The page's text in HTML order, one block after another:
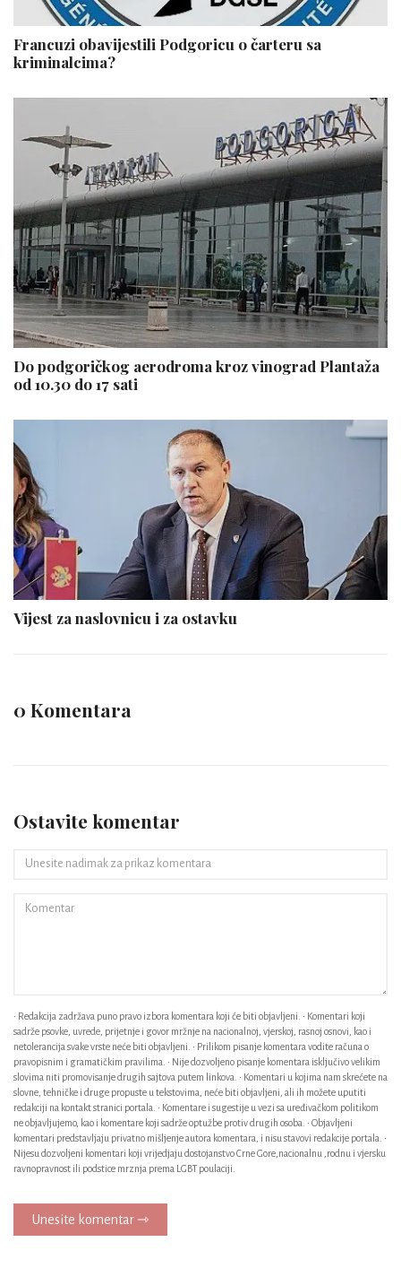
Francuzi obavijestili Podgoricu o čarteru sa
kriminalcima?
Do podgoričkog aerodroma kroz vinograd Plantaža
od 10.30 do 17 sati
Vijest za naslovnicu i za ostavku
0 Komentara
Ostavite komentar
• Redakcija zadržava puno pravo izbora komentara koji će biti objavljeni. • Komentari koji
sadrže psovke, uvrede, prijetnje i govor mržnje na nacionalnoj, vjerskoj, rasnoj osnovi, kao i
netolerancija svake vrste neće biti objavljeni. • Prilikom pisanje komentara vodite računa o
pravopisnim i gramatičkim pravilima. • Nije dozvoljeno pisanje komentara isključivo velikim
slovima niti promovisanje drugih sajtova putem linkova. • Komentari u kojima nam skrećete na
slovne, tehničke i druge propuste u tekstovima, neće biti objavljeni, ali ih možete uputiti
redakciji na kontakt stranici portala. • Komentare i sugestije u vezi sa uređivačkom politikom
ne objavljujemo, kao i komentare koji sadrže optužbe protiv drugih osoba. • Objavljeni
komentari predstavljaju privatno mišljenje autora komentara, i nisu stavovi redakcije portala. •
Nijesu dozvoljeni komentari koji vrijedjaju dostojanstvo Crne Gore,nacionalnu ,rodnu i vjersku
ravnopravnost ili podstice mrznja prema LGBT poulaciji.
Unesite komentar ⇾